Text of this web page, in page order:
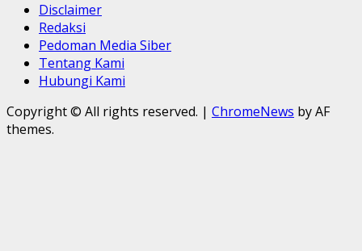
Disclaimer
Redaksi
Pedoman Media Siber
Tentang Kami
Hubungi Kami
Copyright © All rights reserved. | ChromeNews by AF
themes.